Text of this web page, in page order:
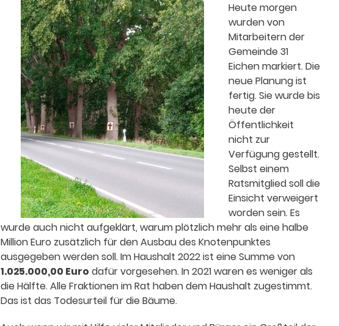
Heute morgen
wurden von
Mitarbeitern der
Gemeinde 31
Eichen markiert. Die
neue Planung ist
fertig. Sie wurde bis
heute der
Öffentlichkeit
nicht zur
Verfügung gestellt.
Selbst einem
Ratsmitglied soll die
Einsicht verweigert
worden sein. Es
wurde auch nicht aufgeklärt, warum plötzlich mehr als eine halbe
Million Euro zusätzlich für den Ausbau des Knotenpunktes
ausgegeben werden soll. Im Haushalt 2022 ist eine Summe von
1.025.000,00 Euro dafür vorgesehen. In 2021 waren es weniger als
die Hälfte. Alle Fraktionen im Rat haben dem Haushalt zugestimmt.
Das ist das Todesurteil für die Bäume.